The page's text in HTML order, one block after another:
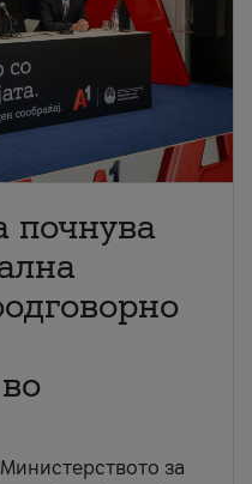
почнува
за